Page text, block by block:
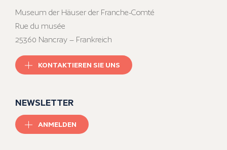
Museum der Häuser der Franche-Comté
Rue du musée
25360 Nancray – Frankreich
KONTAKTIEREN SIE UNS
NEWSLETTER
ANMELDEN